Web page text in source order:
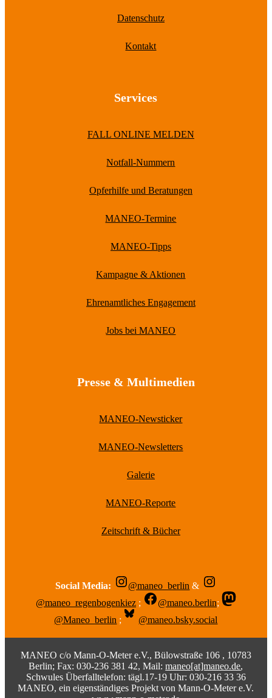
Datenschutz
Kontakt
Services
FALL ONLINE MELDEN
Notfall-Nummern
Opferhilfe und Beratungen
MANEO-Termine
MANEO-Tipps
Kampagne & Aktionen
Ehrenamtliches Engagement
Jobs bei MANEO
Presse & Multimedien
MANEO-Newsticker
MANEO-Newsletters
Galerie
MANEO-Reporte
Zeitschrift & Bücher
Social Media: @maneo_berlin &
@maneo_regenbogenkiez ; @maneo.berlin;
@Maneo_berlin ; @maneo.bsky.social
MANEO c/o Mann-O-Meter e.V., Bülowstraße 106 , 10783
Berlin; Fax: 030-236 381 42, Mail:maneo[at]maneo.de,
Schwules Überfalltelefon: tägl.17-19 Uhr: 030-216 33 36
MANEO, ein eigenständiges Projekt von Mann-O-Meter e.V.